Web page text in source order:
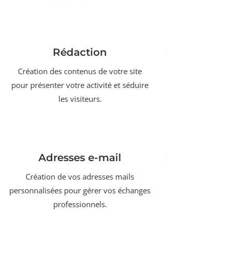
Rédaction
Création des contenus de votre site
pour présenter votre activité et séduire
les visiteurs.
Adresses e-mail
Création de vos adresses mails
personnalisées pour gérer vos échanges
professionnels.